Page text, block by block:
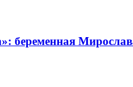
беременная